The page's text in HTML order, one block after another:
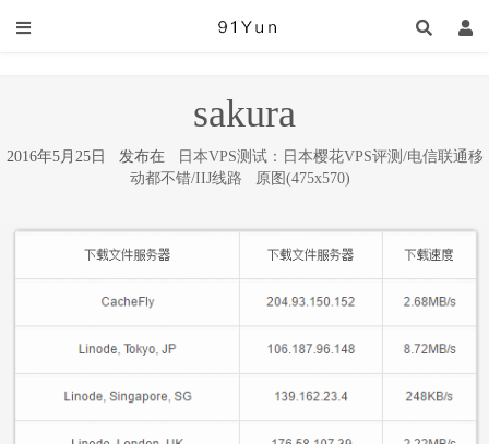
sakura
2016年5月25日 发布在
日本VPS测试：日本樱花VPS评测/电信联通移
动都不错/IIJ线路
原图(475x570)